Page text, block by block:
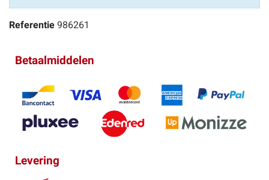
Referentie 986261
Betaalmiddelen
Levering